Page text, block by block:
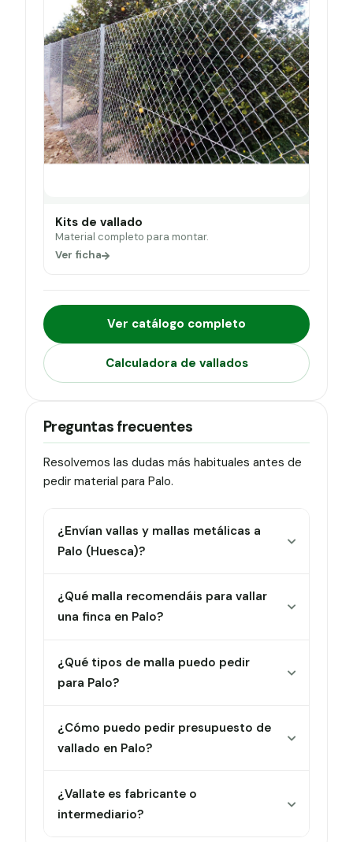
Kits de vallado
Material completo para montar.
Ver ficha
Ver catálogo completo
Calculadora de vallados
Preguntas frecuentes
Resolvemos las dudas más habituales antes de
pedir material para Palo.
¿Envían vallas y mallas metálicas a
Palo (Huesca)?
¿Qué malla recomendáis para vallar
una finca en Palo?
¿Qué tipos de malla puedo pedir
para Palo?
¿Cómo puedo pedir presupuesto de
vallado en Palo?
¿Vallate es fabricante o
intermediario?